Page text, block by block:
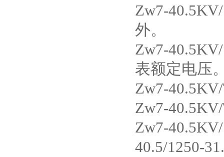
Zw7-
外。
Zw7-
表额定电压
Zw7-
Zw7-
Zw7-
40.5/1250-